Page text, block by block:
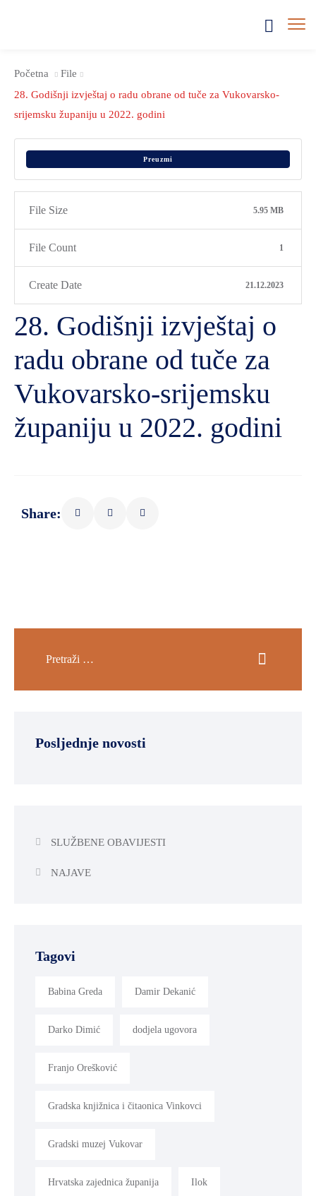
Početna
File
28. Godišnji izvještaj o radu obrane od tuče za Vukovarsko-
srijemsku županiju u 2022. godini
Preuzmi
File Size 5.95 MB
File Count 1
Create Date 21.12.2023
28. Godišnji izvještaj o
radu obrane od tuče za
Vukovarsko-srijemsku
županiju u 2022. godini
Share:
Posljednje novosti
SLUŽBENE OBAVIJESTI
NAJAVE
Tagovi
Babina Greda Damir Dekanić
Darko Dimić dodjela ugovora
Franjo Orešković
Gradska knjižnica i čitaonica Vinkovci
Gradski muzej Vukovar
Hrvatska zajednica županija Ilok